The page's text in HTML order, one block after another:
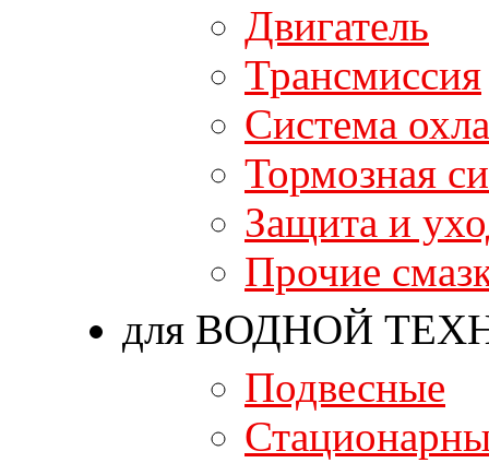
Двигатель
Трансмиссия
Система
Тормозная
Защита и
Прочие
для ВОДНОЙ
Подвесные